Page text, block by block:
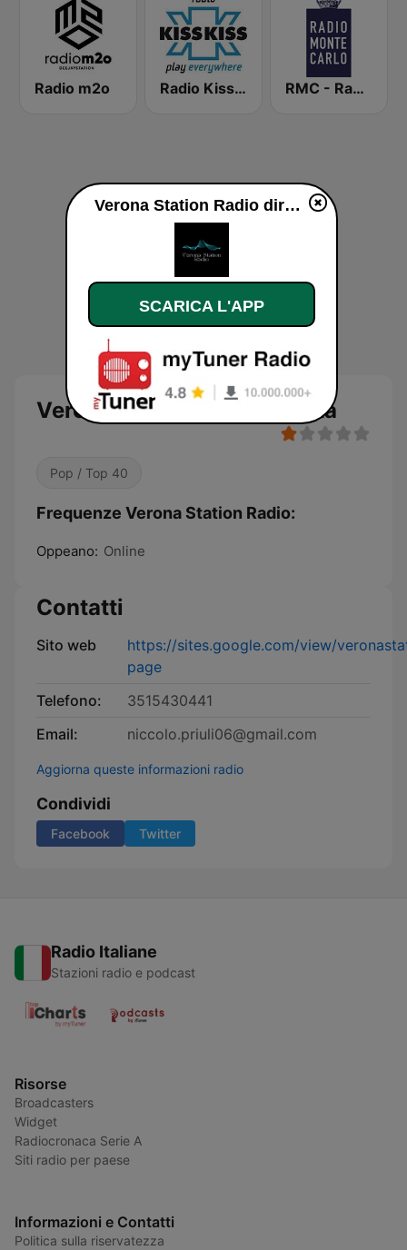
Radio m2o Radio Kiss Kiss RMC - Radio Monte Carlo
Verona Station Radio diretta
Pop / Top 40
Frequenze Verona Station Radio:
Oppeano: Online
Contatti
Sito web
https://sites.google.com/view/
page
Telefono:
3515430441
Email:
niccolo.priuli06@gmail.com
Aggiorna queste informazioni radio
Condividi
Facebook Twitter
Radio Italiane
Stazioni radio e podcast
Risorse
Broadcasters
Widget
Radiocronaca Serie A
Siti radio per paese
Informazioni e Contatti
Politica sulla riservatezza
Verona Station Radio diretta
SCARICA L'APP